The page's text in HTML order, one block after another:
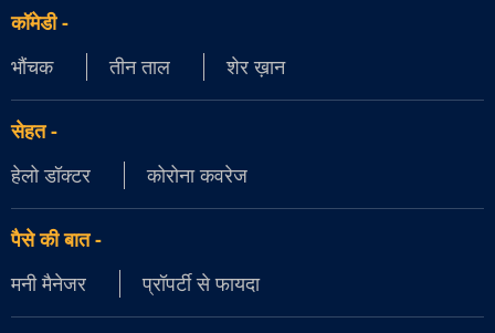
कॉमेडी-
भौंचक
तीन ताल शेर ख़ान
सेहत-
हेलो डॉक्टर
कोरोना कवरेज
पैसे की बात-
मनी मैनेजर
प्रॉपर्टी से फायदा